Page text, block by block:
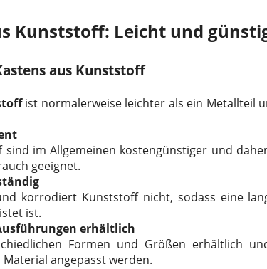
Kunststoff: Leicht und
aus Kunststoff
ist normalerweise leichter als ein Metallteil
sind im Allgemeinen kostengünstiger und
geeignet.
korrodiert Kunststoff nicht, sodass eine
ist.
erhältlich
Formen und Größen erhältlich
angepasst werden.